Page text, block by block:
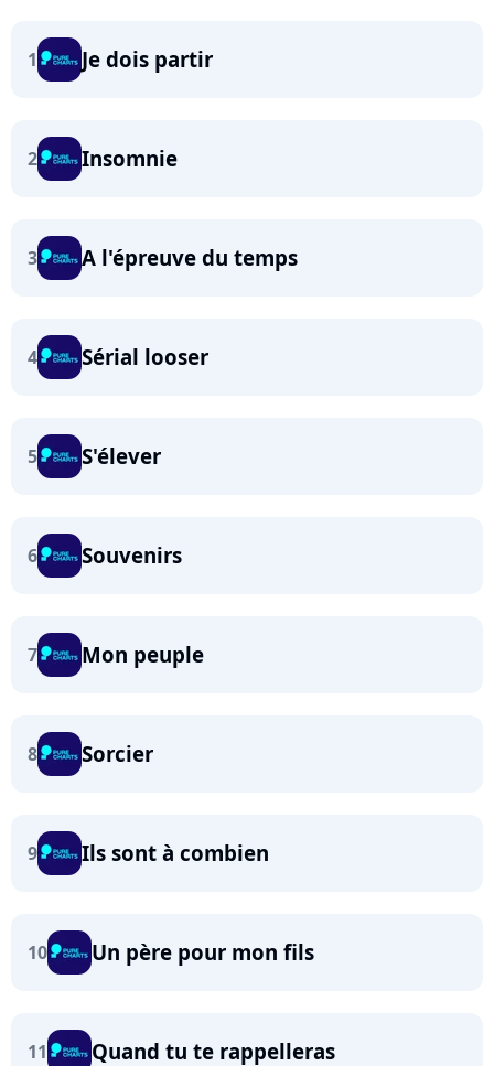
1 Je dois partir
2 Insomnie
3 A l'épreuve du temps
4 Sérial looser
5 S'élever
6 Souvenirs
7 Mon peuple
8 Sorcier
9 Ils sont à combien
10 Un père pour mon fils
11 Quand tu te rappelleras